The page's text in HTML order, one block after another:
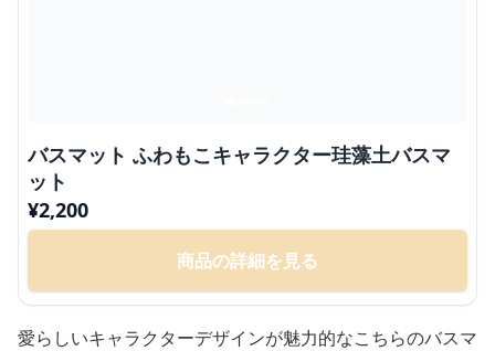
バスマット ふわもこキャラクター珪藻土バスマ
ット
¥2,200
商品の詳細を見る
愛らしいキャラクターデザインが魅力的なこちらのバスマ